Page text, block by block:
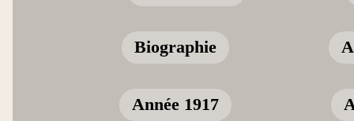
Biographie
Année 1917